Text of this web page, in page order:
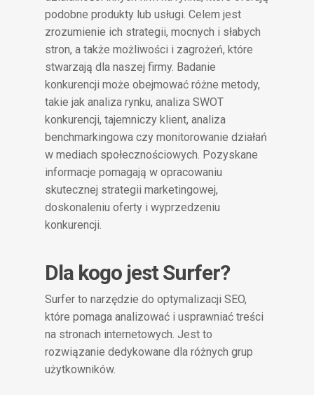
podobne produkty lub usługi. Celem jest
zrozumienie ich strategii, mocnych i słabych
stron, a także możliwości i zagrożeń, które
stwarzają dla naszej firmy. Badanie
konkurencji może obejmować różne metody,
takie jak analiza rynku, analiza SWOT
konkurencji, tajemniczy klient, analiza
benchmarkingowa czy monitorowanie działań
w mediach społecznościowych. Pozyskane
informacje pomagają w opracowaniu
skutecznej strategii marketingowej,
doskonaleniu oferty i wyprzedzeniu
konkurencji.
Dla kogo jest Surfer?
Surfer to narzędzie do optymalizacji SEO,
które pomaga analizować i usprawniać treści
na stronach internetowych. Jest to
rozwiązanie dedykowane dla różnych grup
użytkowników.